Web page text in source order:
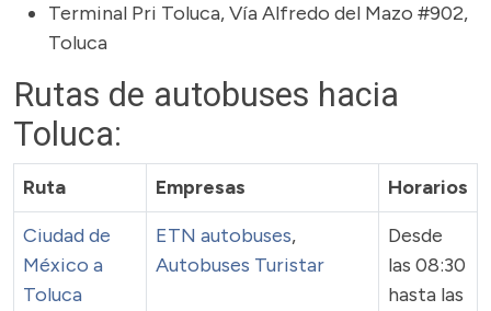
Terminal Pri Toluca, Vía Alfredo del Mazo #902,
Toluca
Rutas de autobuses hacia
Toluca:
Ruta Empresas
Horarios
Ciudad de
México a
Toluca
ETN autobuses,
Autobuses Turistar
Desde
las 08:30
hasta las